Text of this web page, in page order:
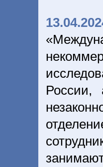
России,